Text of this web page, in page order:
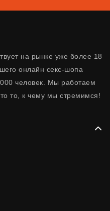
на рынке уже более 18
онлайн секс-шопа
человек. Мы работаем
то, к чему мы стремимся!